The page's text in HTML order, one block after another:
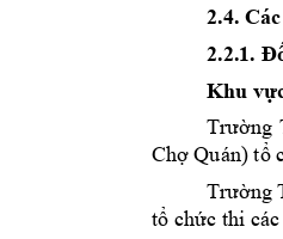
2.4. Các
2.2.1.
Khu vự
Trường
Chợ Quán) tổ
Trường
tổ chức thi